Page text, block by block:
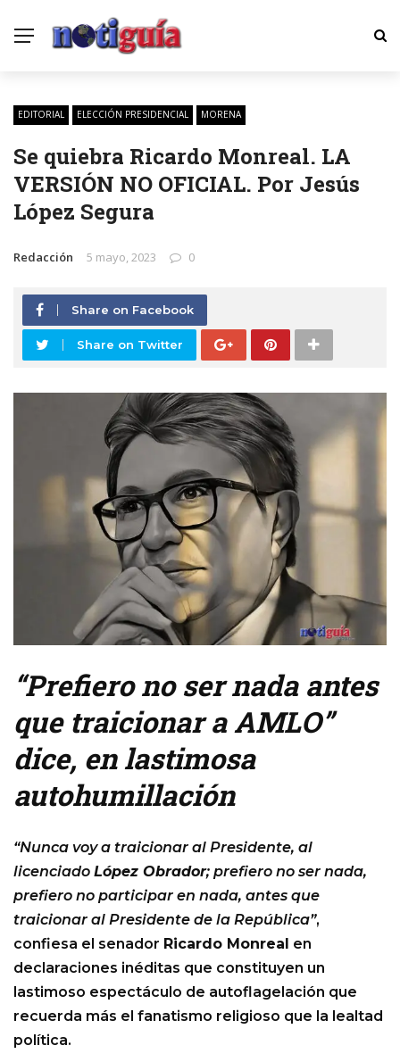
EDITORIAL ELECCIÓN PRESIDENCIAL MORENA
Se quiebra Ricardo Monreal. LA
VERSIÓN NO OFICIAL. Por Jesús
López Segura
Redacción 5 mayo, 2023 0
Share on Facebook
Share on Twitter
“Prefiero no ser nada antes
que traicionar a AMLO”
dice, en lastimosa
autohumillación
“Nunca voy a traicionar al Presidente, al
licenciado López Obrador; prefiero no ser nada,
prefiero no participar en nada, antes que
traicionar al Presidente de la República”,
confiesa el senador Ricardo Monreal en
declaraciones inéditas que constituyen un
lastimoso espectáculo de autoflagelación que
recuerda más el fanatismo religioso que la lealtad
política.